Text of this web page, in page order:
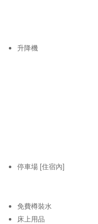
升降機
停車場 [住宿內]
免費樽裝水
床上用品